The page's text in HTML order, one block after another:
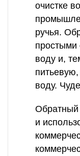
очистке
ручья.
простыми
воду и,
воду.
Обратный
и